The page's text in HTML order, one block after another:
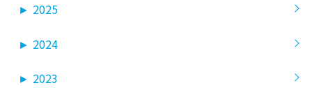
► 2025
► 2024
► 2023